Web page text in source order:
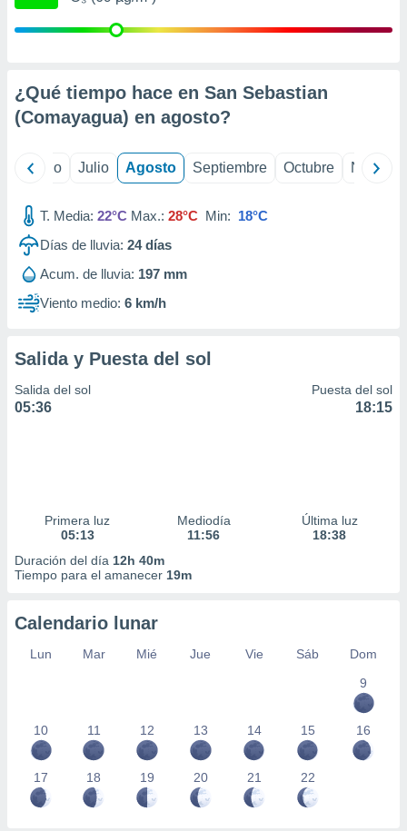
publicidad
publicidad
1199
¿Qué tiempo hace en San Sebastian
(Comayagua) en agosto?
Junio Julio Agosto Septiembre Octubre
T. Media: 22°C Max.: 28°C Min: 18°C
Días de lluvia: 24días
Acum. de lluvia: 197 mm
Viento medio: 6 km/h
Salida y Puesta del sol
Salida del sol
05:36
Puesta del sol
18:15
Primera luz
05:13
Mediodía
11:56
Última luz
18:38
Duración del día 12h 40m
Tiempo para el amanecer 19m
Calendario lunar
Lun Mar Mié Jue Vie Sáb
Dom
9
10 11 12 13 14 15 16
17 18 19 20 21 22